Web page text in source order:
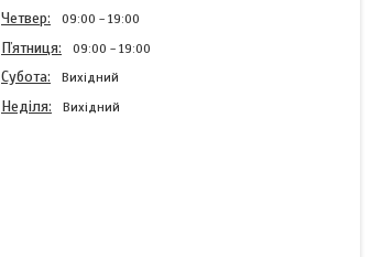
Четвер 09:00 19:00
Пʼятниця 09:00 19:00
Субота Вихідний
Неділя Вихідний